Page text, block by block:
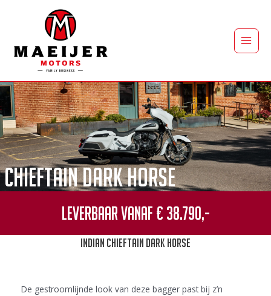
inhoud
Main
Chieftain Dark Horse
Leverbaar vanaf € 38.790,-
Indian Chieftain Dark Horse
De gestroomlijnde look van deze bagger past bij z’n